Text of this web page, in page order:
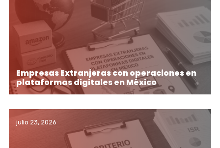
Empresas Extranjeras con operaciones en
plataformas digitales en México
julio 23, 2026